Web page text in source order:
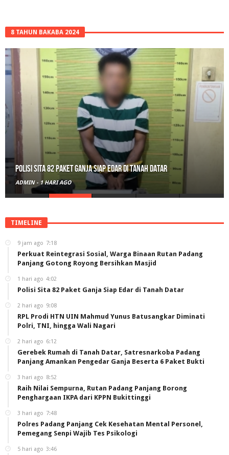
8 TAHUN BAKABA 2024
Polisi Sita 82 Paket Ganja Siap Edar di Tanah Datar
ADMIN - 1 HARI AGO
TIMELINE
9 jam ago 7:18
Perkuat Reintegrasi Sosial, Warga Binaan Rutan Padang
Panjang Gotong Royong Bersihkan Masjid
1 hari ago 4:02
Polisi Sita 82 Paket Ganja Siap Edar di Tanah Datar
2 hari ago 9:08
RPL Prodi HTN UIN Mahmud Yunus Batusangkar Diminati
Polri, TNI, hingga Wali Nagari
2 hari ago 6:12
Gerebek Rumah di Tanah Datar, Satresnarkoba Padang
Panjang Amankan Pengedar Ganja Beserta 6 Paket Bukti
3 hari ago 8:52
Raih Nilai Sempurna, Rutan Padang Panjang Borong
Penghargaan IKPA dari KPPN Bukittinggi
3 hari ago 7:48
Polres Padang Panjang Cek Kesehatan Mental Personel,
Pemegang Senpi Wajib Tes Psikologi
5 hari ago 3:46